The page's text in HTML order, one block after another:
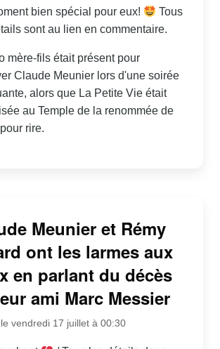
bien spécial pour eux!
Tous
sont au lien en commentaire.
mère-fils était présent pour
Claude Meunier lors d'une soirée
alors que La Petite Vie était
au Temple de la renommée de
rire.
Meunier et Rémy
ont les larmes aux
en parlant du décès
ami Marc Messier
vendredi 17 juillet à 00:30